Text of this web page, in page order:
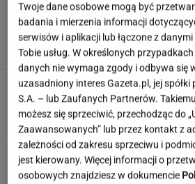
Polka przestrzegano,
"Jestem po
Ten quiz logiczny
Wynik 3/8 to powód
Jedno przekonanie
osobom z
Twoje dane osobowe mogą być
badania i mierzenia informacji
serwisów i aplikacji lub łączone z
Tobie usług. W określonych
danych nie wymaga zgody i odbywa się
uzasadniony interes Gazeta.pl, jej
S.A. – lub Zaufanych Partnerów.
możesz się sprzeciwić, przechodząc do
Zaawansowanych” lub przez kontakt z
zależności od zakresu sprzeciwu i
jest kierowany. Więcej informacji o
osobowych znajdziesz w dokumencie